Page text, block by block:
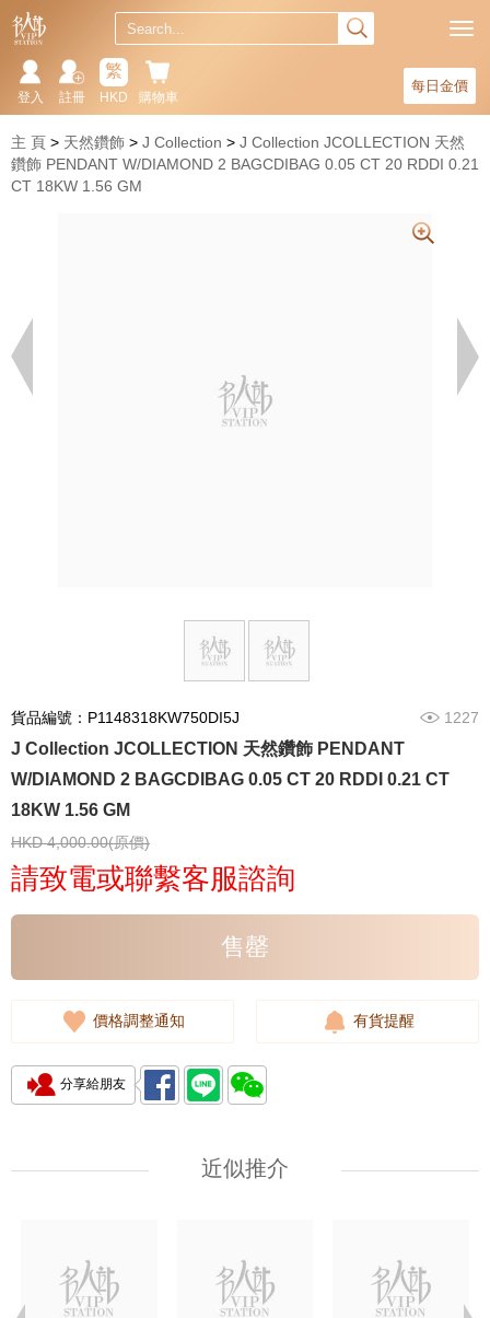
每日金價
購物車
繁
HKD
註冊
登入
主 頁 天然鑽飾 J Collection
J Collection JCOLLECTION 天然
鑽飾 PENDANT W/DIAMOND 2 BAGCDIBAG 0.05 CT 20 RDDI 0.21
CT 18KW 1.56 GM
貨品編號：P1148318KW750DI5J 1227
J Collection JCOLLECTION 天然鑽飾 PENDANT
W/DIAMOND 2 BAGCDIBAG 0.05 CT 20 RDDI 0.21 CT
18KW 1.56 GM
HKD 4,000.00(原價)
請致電或聯繫客服諮詢
售罄
價格調整通知 有貨提醒
分享給朋友
近似推介